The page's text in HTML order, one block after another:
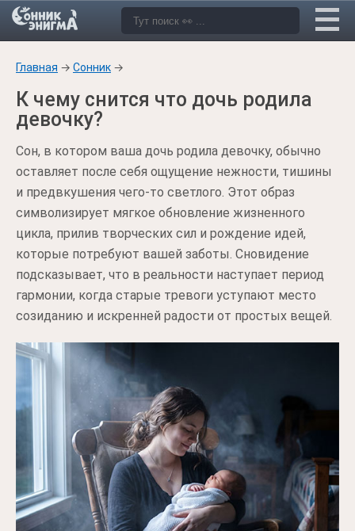
Главная → Сонник →
К чему снится что дочь родила
девочку?
Сон, в котором ваша дочь родила девочку, обычно
оставляет после себя ощущение нежности, тишины
и предвкушения чего-то светлого. Этот образ
символизирует мягкое обновление жизненного
цикла, прилив творческих сил и рождение идей,
которые потребуют вашей заботы. Сновидение
подсказывает, что в реальности наступает период
гармонии, когда старые тревоги уступают место
созиданию и искренней радости от простых вещей.